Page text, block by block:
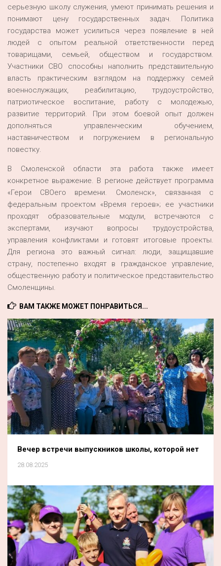
серьезную школу служения, умеют принимать решения и
понимают цену государственных задач. Политика
государства может усилиться через появление в ней
людей с опытом реальной ответственности перед
товарищами, семьей, обществом и государством.
Участники СВО способны наполнить представительную
власть практическим взглядом на поддержку семей
военнослужащих, реабилитацию, трудоустройство,
патриотическое воспитание, работу с молодежью,
развитие территорий. При этом боевой опыт должен
дополняться управленческим обучением,
наставничеством и погружением в региональную
повестку.
В Смоленской области эта работа также имеет
конкретное выражение. В регионе действует программа
«Герои СВОего времени. Смоленск», связанная с
федеральным проектом «Время героев»; ее участники
проходят образовательные модули, встречаются с
экспертами, изучают вопросы трудоустройства,
управления конфликтами и готовят итоговые проекты.
Для региона это важный сигнал: люди, защищавшие
страну, постепенно входят в гражданское управление,
общественную работу и политическое представительство
Смоленщины.
ВАМ ТАКЖЕ МОЖЕТ ПОНРАВИТЬСЯ...
Вечер встречи выпускников школы, которой нет
28.08.2025